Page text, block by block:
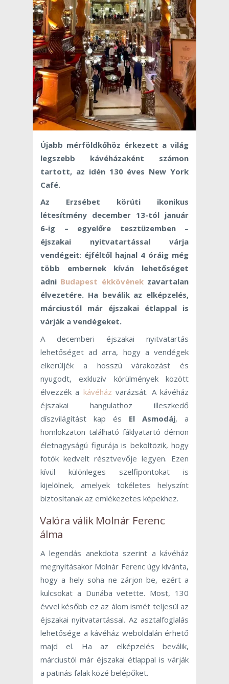
Újabb mérföldkőhöz érkezett a világ
legszebb kávéházaként számon
tartott, az idén 130 éves New York
Café.
Az Erzsébet körúti ikonikus
létesítmény december 13-tól január
6-ig – egyelőre tesztüzemben –
éjszakai nyitvatartással várja
vendégeit: éjféltől hajnal 4 óráig még
több embernek kíván lehetőséget
adni Budapest ékkövénekzavartalan
élvezetére. Ha beválik az elképzelés,
márciustól már éjszakai étlappal is
várják a vendégeket.
A decemberi éjszakai nyitvatartás
lehetőséget ad arra, hogy a vendégek
elkerüljék a hosszú várakozást és
nyugodt, exkluzív körülmények között
élvezzék a kávéház varázsát. A kávéház
éjszakai hangulathoz illeszkedő
díszvilágítást kap és El Asmodáj, a
homlokzaton található fáklyatartó démon
életnagyságú figurája is beköltözik, hogy
fotók kedvelt résztvevője legyen. Ezen
kívül különleges szelfipontokat is
kijelölnek, amelyek tökéletes helyszínt
biztosítanak az emlékezetes képekhez.
Valóra válik Molnár Ferenc
álma
A legendás anekdota szerint a kávéház
megnyitásakor Molnár Ferenc úgy kívánta,
hogy a hely soha ne zárjon be, ezért a
kulcsokat a Dunába vetette. Most, 130
évvel később ez az álom ismét teljesül az
éjszakai nyitvatartással. Az asztalfoglalás
lehetősége a kávéház weboldalán érhető
majd el. Ha az elképzelés beválik,
márciustól már éjszakai étlappal is várják
a patinás falak közé belépőket.